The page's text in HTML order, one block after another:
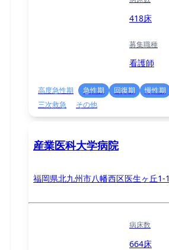
418床
募集職種
看護師
高度急性期 急性期 回復期 慢性期
三次救急
その他
産業医科大学病院
福岡県北九州市八幡西区医生ヶ丘1-1
病床数
664床